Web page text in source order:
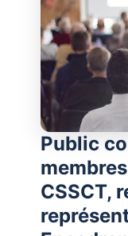
Public
CSSCT,